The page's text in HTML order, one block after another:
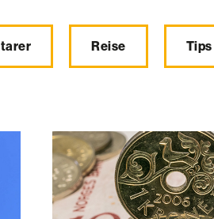
Reise